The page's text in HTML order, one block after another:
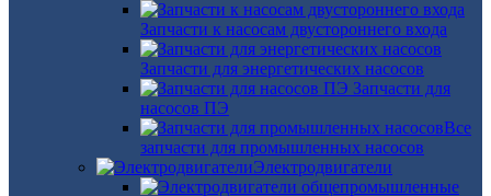
Запчасти к насосам двустороннего входа
Запчасти для энергетических насосов
Запчасти для
насосов ПЭ
Все
запчасти для промышленных насосов
Электродвигатели